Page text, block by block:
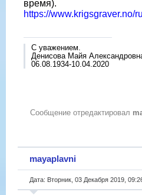
время).
https://www.krigsgraver.no/
С уважением.
Денисова Майя
06.08.1934-10.04.2020
Сообщение отредактировал
mayaplavni
Дата: Вторник, 03 Декабря 2019,